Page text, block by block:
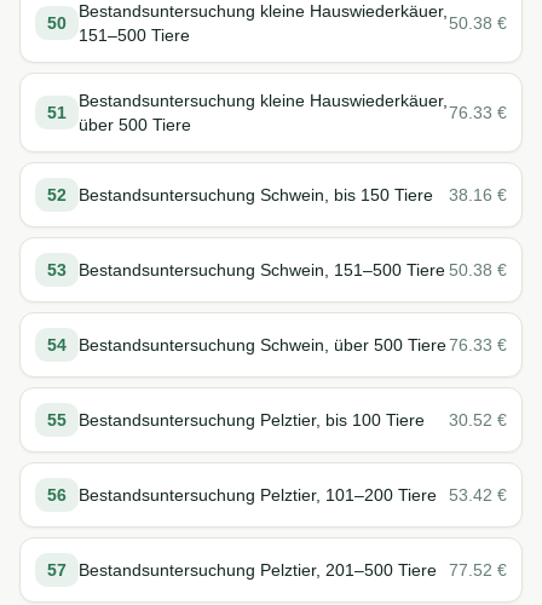
50
Bestandsuntersuchung kleine Hauswiederkäuer,
151–500 Tiere
50.38 €
51
Bestandsuntersuchung kleine Hauswiederkäuer,
über 500 Tiere
76.33 €
52 Bestandsuntersuchung Schwein, bis 150 Tiere 38.16 €
53 Bestandsuntersuchung Schwein, 151–500 Tiere 50.38 €
54 Bestandsuntersuchung Schwein, über 500 Tiere76.33 €
55 Bestandsuntersuchung Pelztier, bis 100 Tiere 30.52 €
56 Bestandsuntersuchung Pelztier, 101–200 Tiere 53.42 €
57 Bestandsuntersuchung Pelztier, 201–500 Tiere 77.52 €